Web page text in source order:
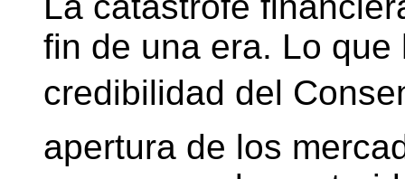
fin de una era. Lo
credibilidad del
apertura de los